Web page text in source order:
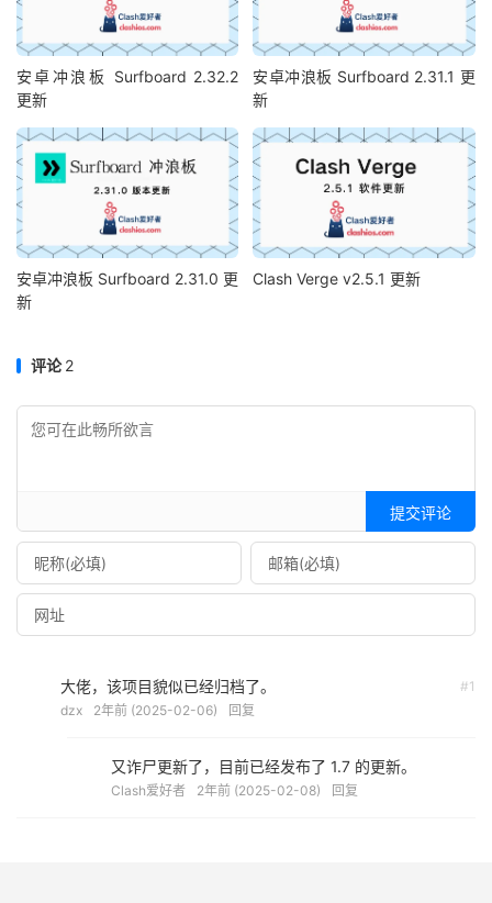
安卓冲浪板 Surfboard 2.32.2
更新
安卓冲浪板 Surfboard 2.31.1 更
新
安卓冲浪板 Surfboard 2.31.0 更
新
Clash Verge v2.5.1 更新
评论2
提交评论
#1
大佬，该项目貌似已经归档了。
dzx 2年前 (2025-02-06) 回复
又诈尸更新了，目前已经发布了 1.7 的更新。
Clash爱好者 2年前 (2025-02-08) 回复